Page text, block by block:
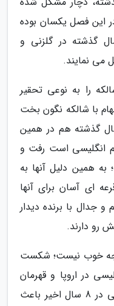
این فصل یکسان بوده
گذشته در گلزنی و
می نمایند.
را به نوعی تحقیر
با شالکه نگون بخت
گذشته هم در همین
انگلیسی است رفت و
5-1 تحقیر شد؛ به همین دلیل آنها به
ای آسان برای آنها
جدال با برنده دیدار
رو دارند.
وجه خوب نیست؛ شکست
در اروپا و قهرمان
نشدن در این تورنمنت معتبر اروپایی در 8 سال اخیر باعث